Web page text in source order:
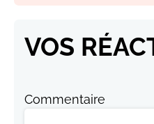
VOS
Commentaire